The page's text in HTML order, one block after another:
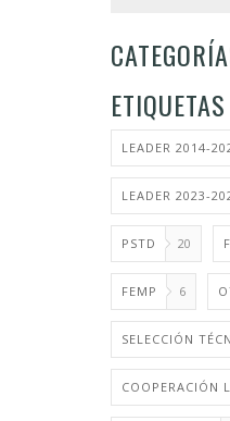
ETIQUETAS
LEADER 2014-
LEADER 2023-
PSTD 20
FEMP 6
SELECCIÓN
COOPERACIÓN